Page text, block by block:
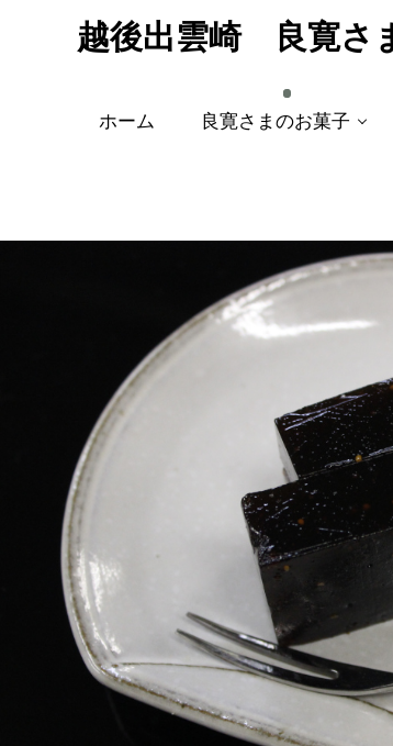
越後出雲崎 良寛さ
ホーム 良寛さまのお菓子